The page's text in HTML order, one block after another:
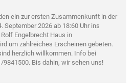
ein zur ersten Zusammenkunft in der
September 2026 ab 18:60 Uhr ins
Engelbrecht Haus in
um zahlreiches Erscheinen gebeten.
herzlich willkommen. Info bei
9841500. Bis dahin, wir sehen uns!